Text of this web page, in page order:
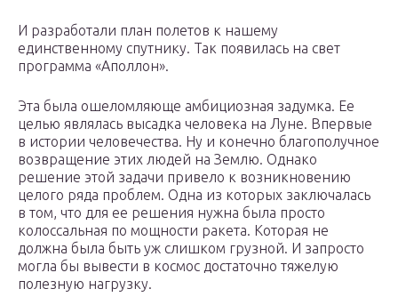
И разработали план полетов к нашему
единственному спутнику. Так появилась на свет
программа «Аполлон».
Эта была ошеломляюще амбициозная задумка. Ее
целью являлась высадка человека на Луне. Впервые
в истории человечества. Ну и конечно благополучное
возвращение этих людей на Землю. Однако
решение этой задачи привело к возникновению
целого ряда проблем. Одна из которых заключалась
в том, что для ее решения нужна была просто
колоссальная по мощности ракета. Которая не
должна была быть уж слишком грузной. И запросто
могла бы вывести в космос достаточно тяжелую
полезную нагрузку.